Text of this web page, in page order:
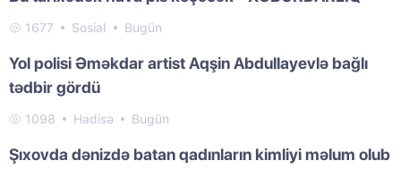
1677 Sosial Bugün
Yol polisi Əməkdar artist Aqşin Abdullayevlə bağlı
tədbir gördü
1098 Hadisə Bugün
Şıxovda dənizdə batan qadınların kimliyi məlum olub